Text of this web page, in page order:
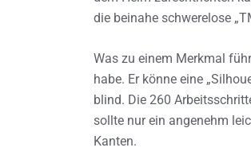
die beinahe schwerelose
Was zu einem Merkmal
habe. Er könne eine
blind. Die 260
sollte nur ein angenehm
Kanten.